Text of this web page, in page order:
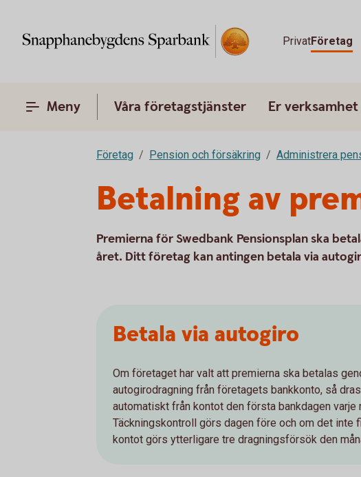
PrivatFöretag
Meny Våra företagstjänster Er verksamhet
Företag Pension och försäkring Administrera
Betalning av
Premierna för Swedbank Pensionsplan ska
året. Ditt företag kan antingen betala via
Betala via autogiro
Om företaget har valt att premierna ska betalas
autogirodragning från företagets bankkonto, så
automatiskt från kontot den första bankdagen varje
Täckningskontroll görs dagen före och om det inte
kontot görs ytterligare tre dragningsförsök den